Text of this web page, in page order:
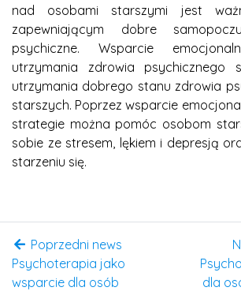
nad osobami starszymi jest
zapewniającym dobre
psychiczne. Wsparcie
utrzymania zdrowia psychicznego
utrzymania dobrego stanu zdrowia
starszych. Poprzez wsparcie
strategie można pomóc osobom
sobie ze stresem, lękiem i depresją
starzeniu się.
Poprzedni news
Psychoterapia jako
wsparcie dla osób
dla